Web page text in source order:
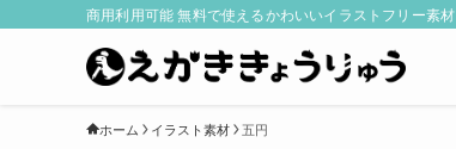
商用利用可能 無料で使えるかわいいイラストフリー素材
ホーム イラスト素材 五円